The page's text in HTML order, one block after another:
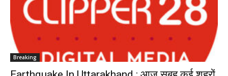
Breaking